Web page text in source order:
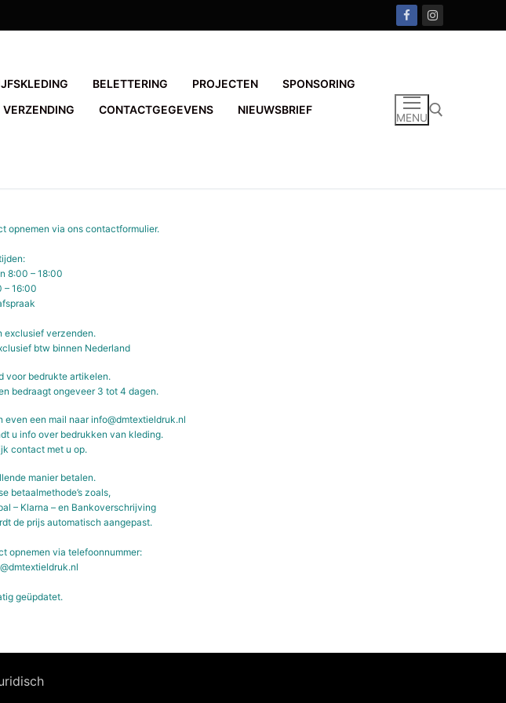
BELETTERING PROJECTEN
SPONSORING
VERZENDING CONTACTGEGEVENS
NIEUWSBRIEF
MENU
opnemen via ons contactformulier.
8:00 – 18:00
– 16:00
exclusief verzenden.
btw binnen Nederland
voor bedrukte artikelen.
bedraagt ongeveer 3 tot 4 dagen.
een mail naar info@dmtextieldruk.nl
u info over bedrukken van kleding.
contact met u op.
manier betalen.
betaalmethode’s zoals,
– Klarna – en Bankoverschrijving
de prijs automatisch aangepast.
opnemen via telefoonnummer:
geüpdatet.